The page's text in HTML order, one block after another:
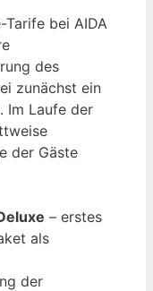
bei AIDA
des
zunächst ein
Im Laufe der
der Gäste
– erstes
als
der